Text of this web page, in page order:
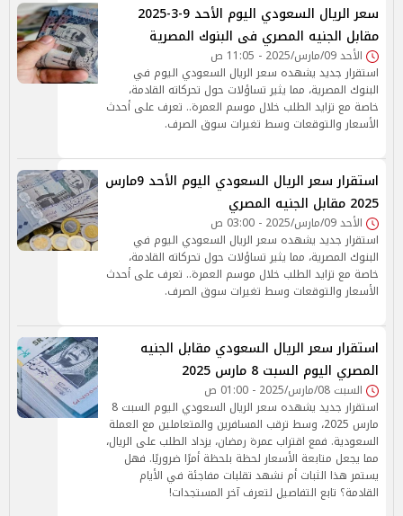
سعر الريال السعودي اليوم الأحد 9-3-2025
مقابل الجنيه المصري فى البنوك المصرية
الأحد 09/مارس/2025 - 11:05 ص
استقرار جديد يشهده سعر الريال السعودي اليوم في
البنوك المصرية، مما يثير تساؤلات حول تحركاته القادمة،
خاصة مع تزايد الطلب خلال موسم العمرة.. تعرف على أحدث
الأسعار والتوقعات وسط تغيرات سوق الصرف.
استقرار سعر الريال السعودي اليوم الأحد 9مارس
2025 مقابل الجنيه المصري
الأحد 09/مارس/2025 - 03:00 ص
استقرار جديد يشهده سعر الريال السعودي اليوم في
البنوك المصرية، مما يثير تساؤلات حول تحركاته القادمة،
خاصة مع تزايد الطلب خلال موسم العمرة.. تعرف على أحدث
الأسعار والتوقعات وسط تغيرات سوق الصرف.
استقرار سعر الريال السعودي مقابل الجنيه
المصري اليوم السبت 8 مارس 2025
السبت 08/مارس/2025 - 01:00 ص
استقرار جديد يشهده سعر الريال السعودي اليوم السبت 8
مارس 2025، وسط ترقب المسافرين والمتعاملين مع العملة
السعودية. فمع اقتراب عمرة رمضان، يزداد الطلب على الريال،
مما يجعل متابعة الأسعار لحظة بلحظة أمرًا ضروريًا. فهل
يستمر هذا الثبات أم نشهد تقلبات مفاجئة في الأيام
القادمة؟ تابع التفاصيل لتعرف آخر المستجدات!